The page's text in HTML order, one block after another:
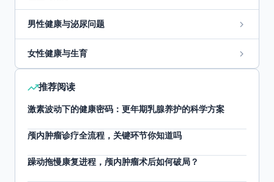
男性健康与泌尿问题
女性健康与生育
推荐阅读
激素波动下的健康密码：更年期乳腺养护的科学方案
颅内肿瘤诊疗全流程，关键环节你知道吗
躁动拖慢康复进程，颅内肿瘤术后如何破局？